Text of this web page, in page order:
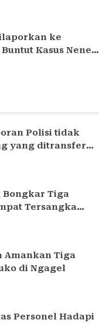
ke
Kasus Nenek
Polisi tidak
yang ditransfer
tidak sampai 1,7
Tiga
Tersangka
Amankan Tiga
di Ngagel
Personel Hadapi